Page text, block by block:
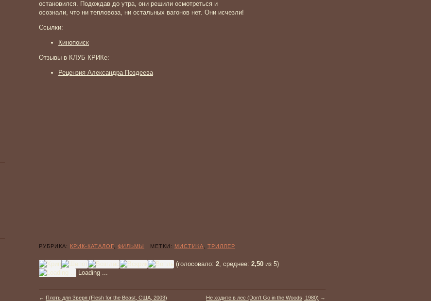
остановился. Подождав до утра, они решили осмотреться и
осознали, что ни тепловоза, ни остальных вагонов нет. Они исчезли!
Ссылки:
Кинопоиск
Отзывы в КЛУБ-КРИКе:
Рецензия Александра Поздеева
РУБРИКА: КРИК-КАТАЛОГ ФИЛЬМЫ МЕТКИ: МИСТИКА ТРИЛЛЕР
(голосовало: 2, среднее: 2,50 из 5)
Loading ...
← Плоть для Зверя (Flesh for the Beast, США, 2003) Не ходите в лес (Don’t Go in the Woods, 1980) →